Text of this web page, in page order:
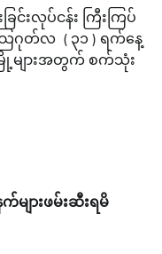
းလုပ်ငန်း ကြီးကြပ်
ြဂုတ်လ ( ၃၁ ) ရက်နေ့
ြို့များအတွက် စက်သုံး
များဖမ်းဆီးရမိ